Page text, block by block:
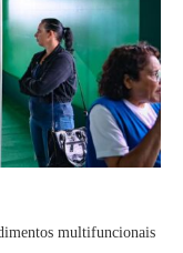
multifuncionais